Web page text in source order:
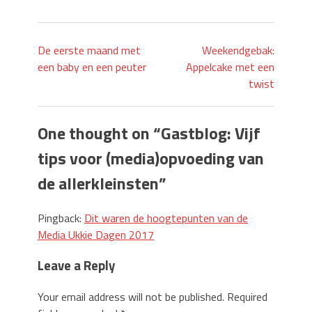
De eerste maand met
een baby en een peuter
Weekendgebak:
Appelcake met een
twist
One thought on “Gastblog: Vijf
tips voor (media)opvoeding van
de allerkleinsten”
Pingback: Dit waren de hoogtepunten van de
Media Ukkie Dagen 2017
Leave a Reply
Your email address will not be published. Required